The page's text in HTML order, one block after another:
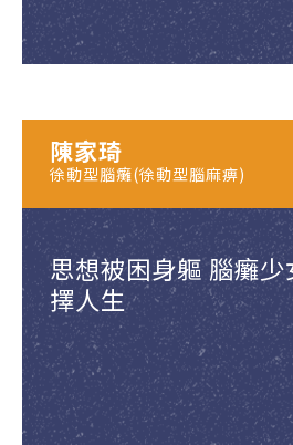
思想被困身軀 腦癱
擇人生
陳家琦
徐動型腦癱(徐動型腦麻痹)